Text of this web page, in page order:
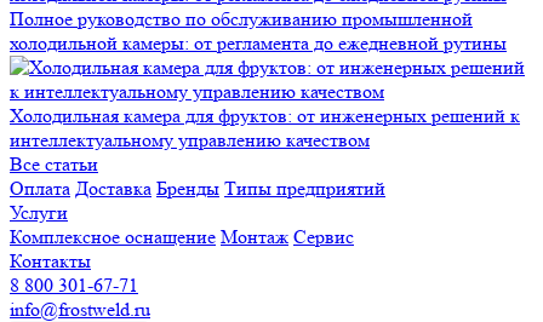
Полное руководство по обслуживанию промышленной
холодильной камеры: от регламента до ежедневной рутины
Холодильная камера для фруктов: от инженерных решений к
интеллектуальному управлению качеством
Все статьи
Оплата Доставка Бренды Типы предприятий
Услуги
Комплексное оснащение Монтаж Сервис
Контакты
8 800 301-67-71
info@frostweld.ru